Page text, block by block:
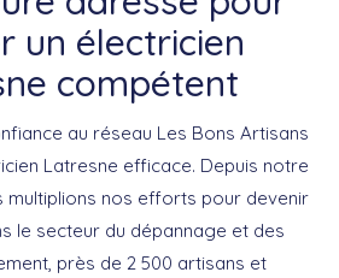
un électricien
compétent
au réseau Les Bons Artisans
Latresne efficace. Depuis notre
multiplions nos efforts pour devenir
le secteur du dépannage et des
près de 2 500 artisans et